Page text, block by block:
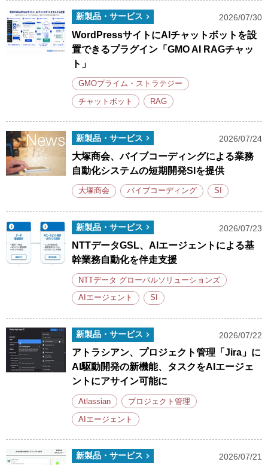
新製品・サービス 2026/07/30
WordPressサイトにAIチャットボットを設
置できるプラグイン「GMO AI RAGチャッ
ト」
GMOプライム・ストラテジー
チャットボット RAG
新製品・サービス 2026/07/24
大塚商会、バイブコーディングによる業務
自動化システムの短期開発SIを提供
大塚商会 バイブコーディング SI
新製品・サービス 2026/07/23
NTTデータGSL、AIエージェントによる基
幹業務自動化を伴走支援
NTTデータ グローバルソリューションズ
AIエージェント SI
新製品・サービス 2026/07/22
アトラシアン、プロジェクト管理「Jira」に
AI駆動開発の新機能、タスクをAIエージェ
ントにアサイン可能に
Atlassian プロジェクト管理
AIエージェント
新製品・サービス 2026/07/21